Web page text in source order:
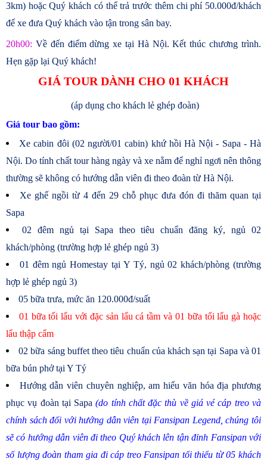
3km) hoặc Quý khách có thể trả trước thêm chi phí 50.000đ/khách
để xe đưa Quý khách vào tận trong sân bay.
20h00: Về đến điểm dừng xe tại Hà Nội. Kết thúc chương trình.
Hẹn gặp lại Quý khách!
GIÁ TOUR DÀNH CHO 01 KHÁCH
(áp dụng cho khách lẻ ghép đoàn)
Giá tour bao gồm:
Xe cabin đôi (02 người/01 cabin) khứ hồi Hà Nội - Sapa - Hà
Nội. Do tính chất tour hàng ngày và xe nằm để nghỉ ngơi nên thông
thường sẽ không có hướng dẫn viên đi theo đoàn từ Hà Nội.
Xe ghế ngồi từ 4 đến 29 chỗ phục đưa đón đi thăm quan tại
Sapa
02 đêm ngủ tại Sapa theo tiêu chuẩn đăng ký, ngủ 02
khách/phòng (trường hợp lẻ ghép ngủ 3)
01 đêm ngủ Homestay tại Y Tý, ngủ 02 khách/phòng (trường
hợp lẻ ghép ngủ 3)
05 bữa trưa, mức ăn 120.000đ/suất
01 bữa tối lẩu với đặc sản lẩu cá tầm và 01 bữa tối lẩu gà hoặc
lẩu thập cẩm
02 bữa sáng buffet theo tiêu chuẩn của khách sạn tại Sapa và 01
bữa bún phở tại Y Tý
Hướng dẫn viên chuyên nghiệp, am hiểu văn hóa địa phương
phục vụ đoàn tại Sapa(do tính chất đặc thù về giá vé cáp treo và
chính sách đối với hướng dẫn viên tại Fansipan Legend, chúng tôi
sẽ có hướng dẫn viên đi theo Quý khách lên tận đỉnh Fansipan với
số lượng đoàn tham gia đi cáp treo Fansipan tối thiểu từ 05 khách